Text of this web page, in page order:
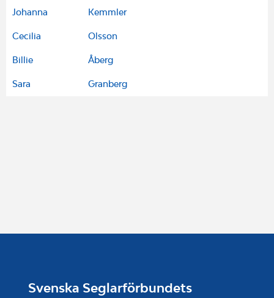
Johanna Kemmler
Cecilia Olsson
Billie Åberg
Sara Granberg
Svenska Seglarförbundets